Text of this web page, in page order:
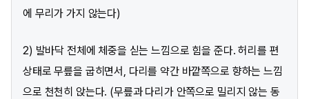
에 무리가 가지 않는다)
2) 발바닥 전체에 체중을 싣는 느낌으로 힘을 준다. 허리를 편
상태로 무릎을 굽히면서, 다리를 약간 바깥쪽으로 향하는 느낌
으로 천천히 앉는다. (무릎과 다리가 안쪽으로 밀리지 않는 동